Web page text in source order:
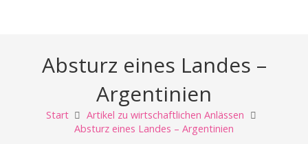
Absturz eines Landes –
Argentinien
Start
Artikel zu wirtschaftlichen Anlässen
Absturz eines Landes – Argentinien